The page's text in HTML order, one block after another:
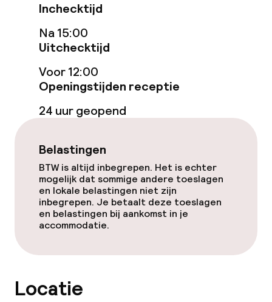
Inchecktijd
Na 15:00
Uitchecktijd
Voor 12:00
Openingstijden receptie
24 uur geopend
Belastingen
BTW is altijd inbegrepen. Het is echter
mogelijk dat sommige andere toeslagen
en lokale belastingen niet zijn
inbegrepen. Je betaalt deze toeslagen
en belastingen bij aankomst in je
accommodatie.
Locatie